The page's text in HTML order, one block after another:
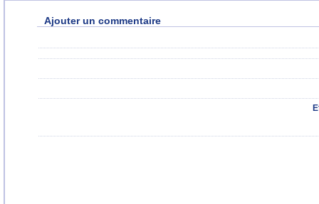
Ajouter un commentaire